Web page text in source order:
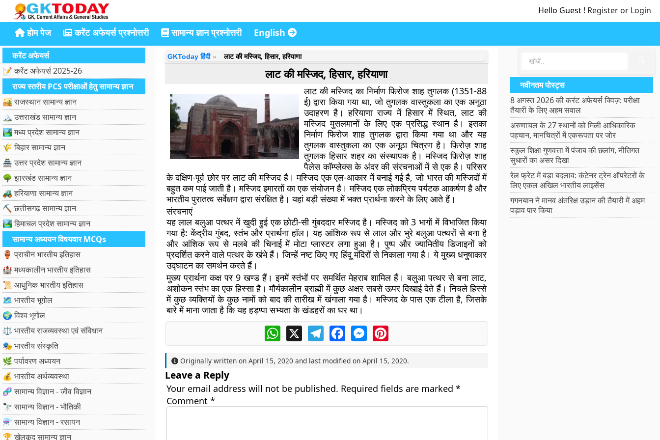
Hello Guest ! Register or Login
होम पेज करेंट अफेयर्स प्रश्नोत्तरी सामान्य ज्ञान प्रश्नोत्तरी English
करेंट अफेयर्स
📝 करेंट अफेयर्स 2025-26
राज्य स्तरीय PCS परीक्षाओं हेतु सामान्य ज्ञान
🏜️ राजस्थान सामान्य ज्ञान
🏔️ उत्तराखंड सामान्य ज्ञान
🏞️ मध्य प्रदेश सामान्य ज्ञान
🌾 बिहार सामान्य ज्ञान
🏯 उत्तर प्रदेश सामान्य ज्ञान
🌳 झारखंड सामान्य ज्ञान
🚜 हरियाणा सामान्य ज्ञान
⛏️ छत्तीसगढ़ सामान्य ज्ञान
🏞️ हिमाचल प्रदेश सामान्य ज्ञान
सामान्य अध्ययन विषयवार MCQs
🏺 प्राचीन भारतीय इतिहास
🏰 मध्यकालीन भारतीय इतिहास
📜 आधुनिक भारतीय इतिहास
🗺️ भारतीय भूगोल
🌍 विश्व भूगोल
⚖️ भारतीय राजव्यवस्था एवं संविधान
🎭 भारतीय संस्कृति
🌿 पर्यावरण अध्ययन
💰 भारतीय अर्थव्यवस्था
🧬 सामान्य विज्ञान - जीव विज्ञान
🔭 सामान्य विज्ञान - भौतिकी
⚗️ सामान्य विज्ञान - रसायन
🏆 खेलकूद सामान्य ज्ञान
GKToday हिंदी लाट की मस्जिद, हिसार, हरियाणा
लाट की मस्जिद, हिसार, हरियाणा
लाट की मस्जिद का निर्माण फिरोज शाह तुगलक (1351-88
ई) द्वारा किया गया था, जो तुगलक वास्तुकला का एक अनूठा
उदाहरण है। हरियाणा राज्य में हिसार में स्थित, लाट की
मस्जिद मुसलमानों के लिए एक प्रसिद्ध स्थान है। इसका
निर्माण फिरोज शाह तुगलक द्वारा किया गया था और यह
तुगलक वास्तुकला का एक अनूठा चित्रण है। फ़िरोज़ शाह
तुगलक हिसार शहर का संस्थापक है। मस्जिद फ़िरोज़ शाह
पैलेस कॉम्प्लेक्स के अंदर की संरचनाओं में से एक है। परिसर
के दक्षिण-पूर्व छोर पर लाट की मस्जिद है। मस्जिद एक एल-आकार में बनाई गई है, जो भारत की मस्जिदों में
बहुत कम पाई जाती है। मस्जिद इमारतों का एक संयोजन है। मस्जिद एक लोकप्रिय पर्यटक आकर्षण है और
भारतीय पुरातत्व सर्वेक्षण द्वारा संरक्षित है। यहां बड़ी संख्या में भक्त प्रार्थना करने के लिए आते हैं।
संरचनाएं
यह लाल बलुआ पत्थर में खुदी हुई एक छोटी-सी गुंबददार मस्जिद है। मस्जिद को 3 भागों में विभाजित किया
गया है: केंद्रीय गुंबद, स्तंभ और प्रार्थना हॉल। यह आंशिक रूप से लाल और भुरे बलुआ पत्थरों से बना है
और आंशिक रूप से मलबे की चिनाई में मोटा प्लास्टर लगा हुआ है। पुष्प और ज्यामितीय डिजाइनों को
प्रदर्शित करने वाले पत्थर के खंभे हैं। जिन्हें नष्ट किए गए हिंदू मंदिरों से निकाला गया है। ये मुख्य धनुषाकार
उद्घाटन का समर्थन करते हैं।
मुख्य प्रार्थना कक्ष पर 9 खण्ड हैं। इनमें स्तंभों पर समर्थित मेहराब शामिल हैं। बलुआ पत्थर से बना लाट,
अशोकन स्तंभ का एक हिस्सा है। मौर्यकालीन ब्राह्मी में कुछ अक्षर सबसे ऊपर दिखाई देते हैं। निचले हिस्से
में कुछ व्यक्तियों के कुछ नामों को बाद की तारीख में खंगाला गया है। मस्जिद के पास एक टीला है, जिसके
बारे में माना जाता है कि यह हड़प्पा सभ्यता के खंडहरों का घर था।
WhatsApp
X TelegramFacebookMessengerPinterest
Originally written on April 15, 2020 and last modified on April 15, 2020.
Leave a Reply
Your email address will not be published. Required fields are marked *
Comment *
नवीनतम पोस्ट्स
8 अगस्त 2026 की करंट अफेयर्स क्विज़: परीक्षा
तैयारी के लिए अहम सवाल
अरुणाचल के 27 स्थानों को मिली आधिकारिक
पहचान, मानचित्रों में एकरूपता पर जोर
स्कूल शिक्षा गुणवत्ता में पंजाब की छलांग, नीतिगत
सुधारों का असर दिखा
रेल फ्रेट में बड़ा बदलाव: कंटेनर ट्रेन ऑपरेटरों के
लिए एकल अखिल भारतीय लाइसेंस
गगनयान ने मानव अंतरिक्ष उड़ान की तैयारी में अहम
पड़ाव पार किया